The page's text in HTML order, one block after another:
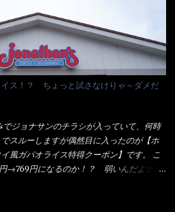
ッと乗せて調味油を入れて完成です。 ど
Goodデザイン賞じゃない！？ 笑 マルタ
（引用） めんは、ノンフライ・ノンスチー
んに近い風味のストレートめんです。 豚
、ニンニクを加えた辛さとコクが凝縮さ
です。 調味油に赤ラー油とごま油を使用
引き立たせています。 調味油をスープ
に、箸で麺と具を持ち上げて・・・ ええや
豆モヤシだから細身で熱を加えてもへた
だと太くて熱加えるとダラーっとなるん
ート麺とモヤシが良いバランスで・・・
って・・・映える...
目安で小分けにしているようで、パック
チーズの乗り具合に結構な差が出てい
が付いているのを、しっかり確認し買う
（取り分け量にも若干有り差がでてるだ
りかけて食べてみると・・・結構美味し
ホワイトソースとマカロニの絡まった食
ダイソーのカレー用のスプーンを使って
まくすくえるんだよねぇ～（このスプーン
のグラタンを頂きましたが、まずまずの美
レースプーンの。すくい上げ力の良さを再
イス！？ ちょっと試さなけりゃ～ダメだ
ジョナサンのチラシが入っていて、何時
スルーしますが偶然目に入ったのが【ホ
風ガパオライス特得クーポン】です。 こ
→769円になるのか！？ 弱いんだよナァ